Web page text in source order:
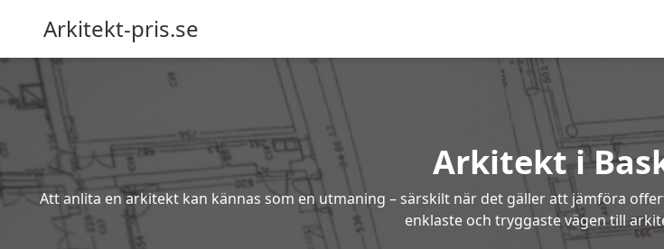
Arkitekt-pris.se
Arkitekt i
Att anlita en arkitekt kan kännas som en utmaning – särskilt när det gäller att jämföra
enklaste och tryggaste vägen till